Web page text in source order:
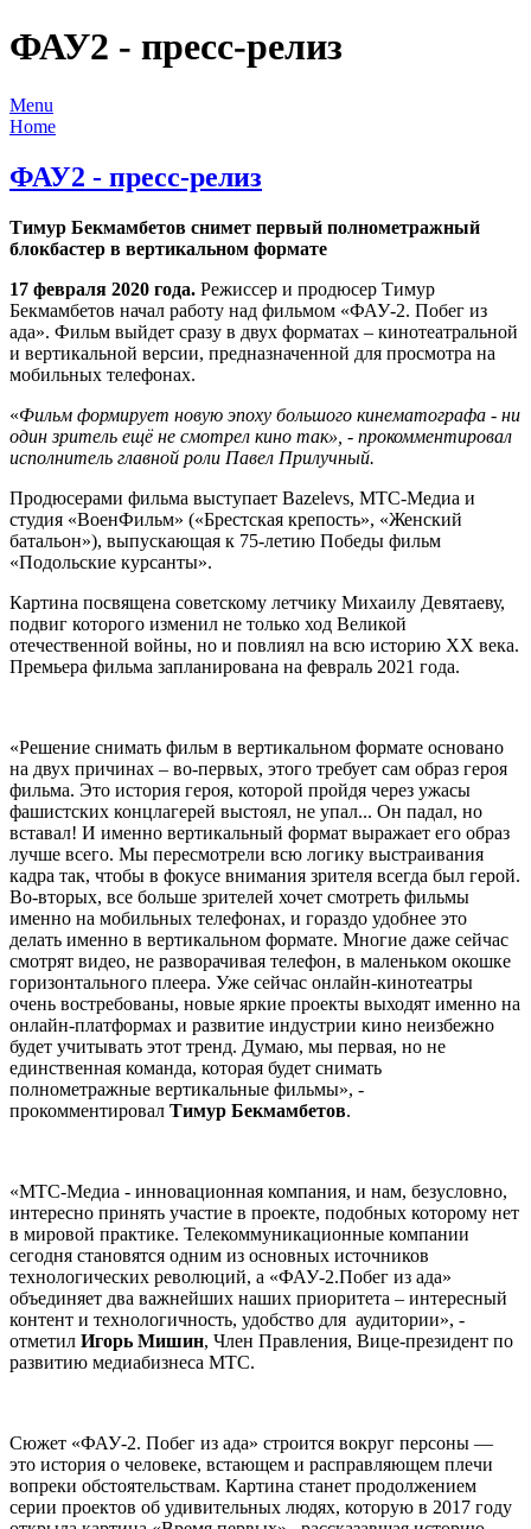
ФАУ2 - пресс-релиз
Menu
Home
ФАУ2 - пресс-релиз
Тимур Бекмамбетов снимет первый полнометражный
блокбастер в вертикальном формате
17 февраля 2020 года. Режиссер и продюсер Тимур
Бекмамбетов начал работу над фильмом «ФАУ-2. Побег из
ада». Фильм выйдет сразу в двух форматах – кинотеатральной
и вертикальной версии, предназначенной для просмотра на
мобильных телефонах.
«Фильм формирует новую эпоху большого кинематографа - ни
один зритель ещё не смотрел кино так», - прокомментировал
исполнитель главной роли Павел Прилучный.
Продюсерами фильма выступает Bazelevs, МТС-Медиа и
студия «ВоенФильм» («Брестская крепость», «Женский
батальон»), выпускающая к 75-летию Победы фильм
«Подольские курсанты».
Картина посвящена советскому летчику Михаилу Девятаеву,
подвиг которого изменил не только ход Великой
отечественной войны, но и повлиял на всю историю ХХ века.
Премьера фильма запланирована на февраль 2021 года.
«Решение снимать фильм в вертикальном формате основано
на двух причинах – во-первых, этого требует сам образ героя
фильма. Это история героя, которой пройдя через ужасы
фашистских концлагерей выстоял, не упал... Он падал, но
вставал! И именно вертикальный формат выражает его образ
лучше всего. Мы пересмотрели всю логику выстраивания
кадра так, чтобы в фокусе внимания зрителя всегда был герой.
Во-вторых, все больше зрителей хочет смотреть фильмы
именно на мобильных телефонах, и гораздо удобнее это
делать именно в вертикальном формате. Многие даже сейчас
смотрят видео, не разворачивая телефон, в маленьком окошке
горизонтального плеера. Уже сейчас онлайн-кинотеатры
очень востребованы, новые яркие проекты выходят именно на
онлайн-платформах и развитие индустрии кино неизбежно
будет учитывать этот тренд. Думаю, мы первая, но не
единственная команда, которая будет снимать
полнометражные вертикальные фильмы», -
прокомментировал Тимур Бекмамбетов.
«МТС-Медиа - инновационная компания, и нам, безусловно,
интересно принять участие в проекте, подобных которому нет
в мировой практике. Телекоммуникационные компании
сегодня становятся одним из основных источников
технологических революций, а «ФАУ-2.Побег из ада»
объединяет два важнейших наших приоритета – интересный
контент и технологичность, удобство для аудитории», -
отметил Игорь Мишин, Член Правления, Вице-президент по
развитию медиабизнеса МТС.
Сюжет «ФАУ-2. Побег из ада» строится вокруг персоны —
это история о человеке, встающем и расправляющем плечи
вопреки обстоятельствам. Картина станет продолжением
серии проектов об удивительных людях, которую в 2017 году